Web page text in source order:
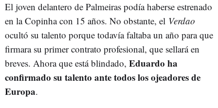
El joven delantero de Palmeiras podía haberse estrenado
en la Copinha con 15 años. No obstante, el Verdao
ocultó su talento porque todavía faltaba un año para que
firmara su primer contrato profesional, que sellará en
breves. Ahora que está blindado, Eduardo ha
confirmado su talento ante todos los ojeadores de
Europa.